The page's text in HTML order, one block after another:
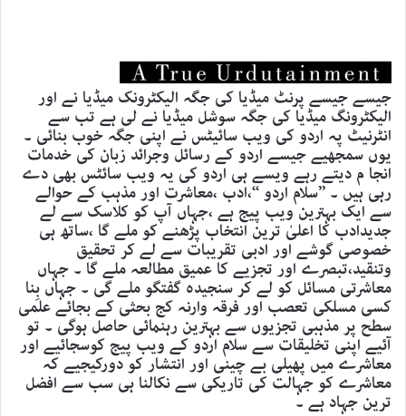
جیسے جیسے پرنٹ میڈیا کی جگہ الیکٹرونک میڈیا نے اور
الیکٹرونگ میڈیا کی جگہ سوشل میڈیا نے لی ہے تب سے
انٹرنیٹ پہ اردو کی ویب سائیٹس نے اپنی جگہ خوب بنائی ۔
یوں سمجھیے جیسے اردو کے رسائل وجرائد زبان کی خدمات
انجا م دیتے رہے ویسے ہی اردو کی یہ ویب سائٹس بھی دے
رہی ہیں ۔ ’’سلام اردو ‘‘،ادب ،معاشرت اور مذہب کے حوالے
سے ایک بہترین ویب پیج ہے ،جہاں آپ کو کلاسک سے لے
جدیدادب کا اعلیٰ ترین انتخاب پڑھنے کو ملے گا ،ساتھ ہی
خصوصی گوشے اور ادبی تقریبات سے لے کر تحقیق
وتنقید،تبصرے اور تجزیے کا عمیق مطالعہ ملے گا ۔ جہاں
معاشرتی مسائل کو لے کر سنجیدہ گفتگو ملے گی ۔ جہاں بِنا
کسی مسلکی تعصب اور فرقہ وارنہ کج بحثی کے بجائے علمی
سطح پر مذہبی تجزیوں سے بہترین رہنمائی حاصل ہوگی ۔ تو
آئیے اپنی تخلیقات سے سلام اردو کے ویب پیج کوسجائیے اور
معاشرے میں پھیلی بے چینی اور انتشار کو دورکیجیے کہ
معاشرے کو جہالت کی تاریکی سے نکالنا ہی سب سے افضل
ترین جہاد ہے ۔